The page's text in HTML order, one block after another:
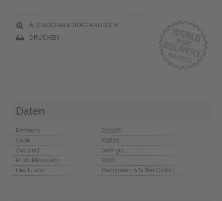
ALS SUCHAUFTRAG ANLEGEN
DRUCKEN
Daten
Referenz
D32126
Code
K9828
Zustand
Sehr gut
Produktionsjahr
2000
Besitz von
Bachmann & Scher GmbH